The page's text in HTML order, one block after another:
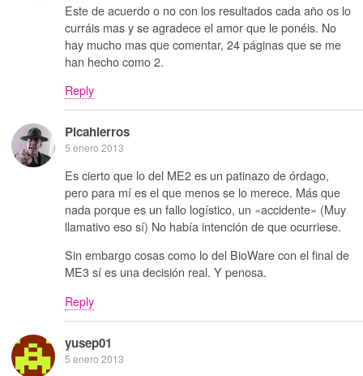
Este de acuerdo o no con los resultados cada año os lo
curráis mas y se agradece el amor que le ponéis. No
hay mucho mas que comentar, 24 páginas que se me
han hecho como 2.
Reply
Picahierros
5 enero 2013
Es cierto que lo del ME2 es un patinazo de órdago,
pero para mí es el que menos se lo merece. Más que
nada porque es un fallo logístico, un «accidente» (Muy
llamativo eso sí) No había intención de que ocurriese.
Sin embargo cosas como lo del BioWare con el final de
ME3 sí es una decisión real. Y penosa.
Reply
yusep01
5 enero 2013